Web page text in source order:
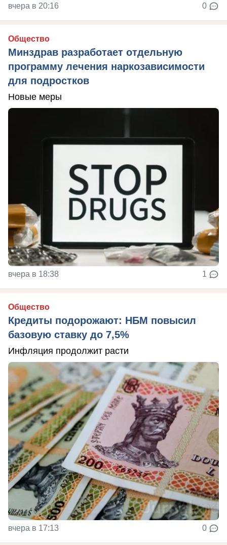
вчера в 20:16 0
Общество
Минздрав разработает отдельную
программу лечения наркозависимости
для подростков
Новые меры
вчера в 18:38 1
Общество
Кредиты подорожают: НБМ повысил
базовую ставку до 7,5%
Инфляция продолжит расти
вчера в 17:13 0